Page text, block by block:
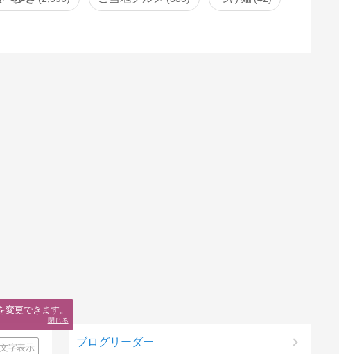
文字表示 ブログリーダー
変更できます。
閉じる